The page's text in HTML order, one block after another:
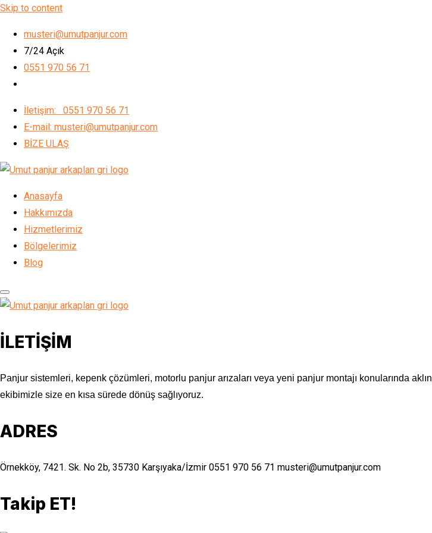
Skip to content
musteri@umutpanjur.com
7/24 Açık
0551 970 56 71
İletişim: 0551 970 56 71
E-mail: musteri@umutpanjur.com
BİZE ULAŞ
Anasayfa
Hakkımızda
Hizmetlerimiz
Bölgelerimiz
Blog
İLETİŞİM
Panjur sistemleri, kepenk çözümleri, motorlu panjur arızaları veya yeni panjur montajı konularında
ekibimizle size en kısa sürede dönüş sağlıyoruz.
ADRES
Örnekköy, 7421. Sk. No 2b, 35730 Karşıyaka/İzmir 0551 970 56 71 musteri@umutpanjur.com
Takip ET!